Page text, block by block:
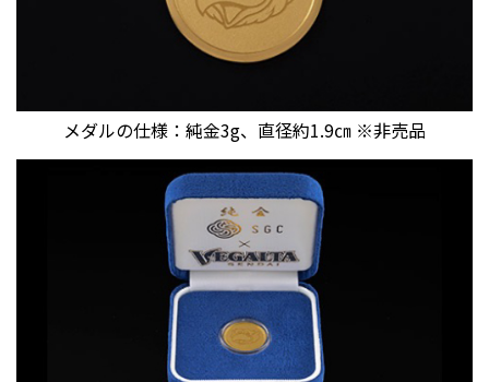
メダルの仕様：純金3g、直径約1.9㎝ ※非売品